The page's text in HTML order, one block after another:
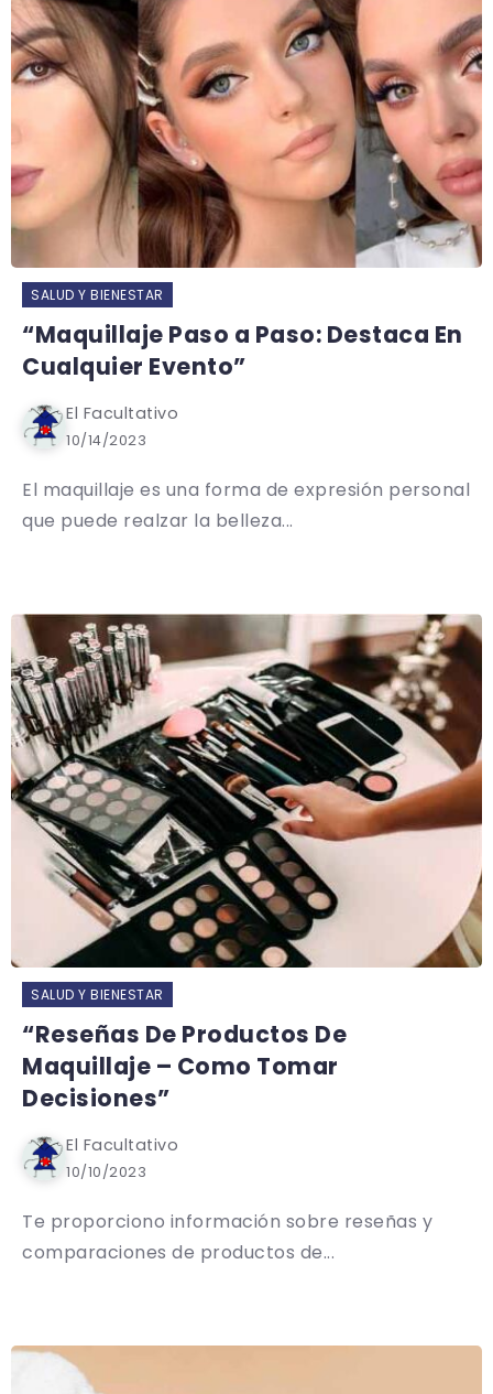
SALUD Y BIENESTAR
“Maquillaje Paso a Paso: Destaca En
Cualquier Evento”
El Facultativo
10/14/2023
El maquillaje es una forma de expresión personal
que puede realzar la belleza...
SALUD Y BIENESTAR
“Reseñas De Productos De
Maquillaje – Como Tomar
Decisiones”
El Facultativo
10/10/2023
Te proporciono información sobre reseñas y
comparaciones de productos de...